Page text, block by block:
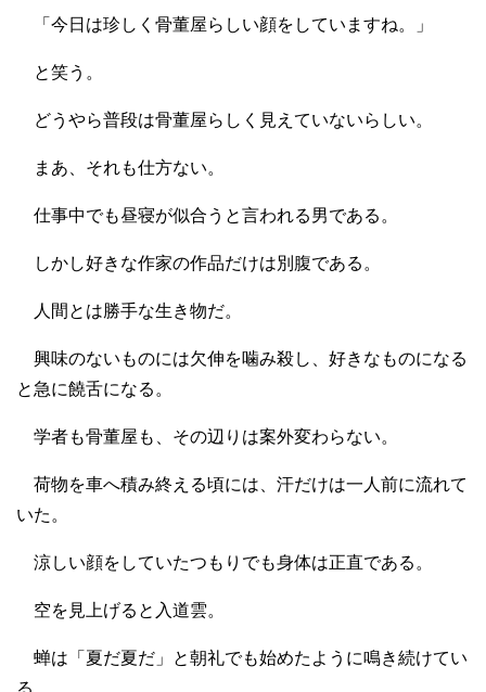
「今日は珍しく骨董屋らしい顔をしていますね。」
と笑う。
どうやら普段は骨董屋らしく見えていないらしい。
まあ、それも仕方ない。
仕事中でも昼寝が似合うと言われる男である。
しかし好きな作家の作品だけは別腹である。
人間とは勝手な生き物だ。
興味のないものには欠伸を噛み殺し、好きなものになる
と急に饒舌になる。
学者も骨董屋も、その辺りは案外変わらない。
荷物を車へ積み終える頃には、汗だけは一人前に流れて
いた。
涼しい顔をしていたつもりでも身体は正直である。
空を見上げると入道雲。
蝉は「夏だ夏だ」と朝礼でも始めたように鳴き続けてい
る。